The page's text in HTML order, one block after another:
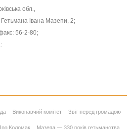
обл.,
Івана Мазепи, 2;
56-2-80;
Виконавчий комітет Звіт перед громадою
Коломак Мазепа — 330 років гетьманства